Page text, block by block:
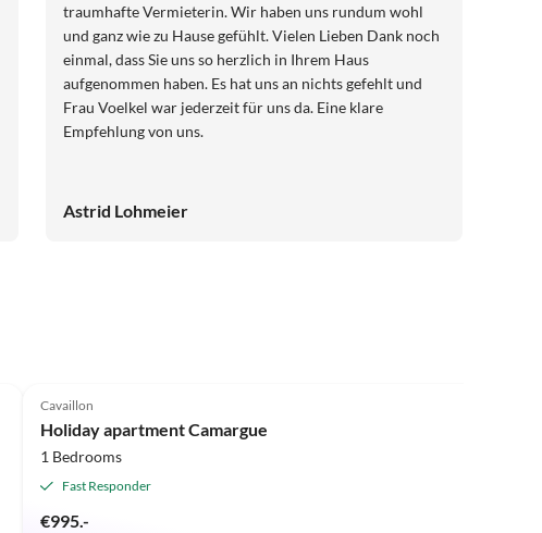
traumhafte Vermieterin. Wir haben uns rundum wohl
und ganz wie zu Hause gefühlt. Vielen Lieben Dank noch
einmal, dass Sie uns so herzlich in Ihrem Haus
aufgenommen haben. Es hat uns an nichts gefehlt und
Frau Voelkel war jederzeit für uns da. Eine klare
Empfehlung von uns.
Astrid Lohmeier
Cavaillon
Holiday apartment Camargue
1 Bedrooms
Fast Responder
€995.-